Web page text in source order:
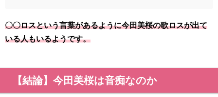
〇〇ロスという言葉があるように今田美桜の歌ロスが出て
いる人もいるようです。
【結論】今田美桜は音痴なのか